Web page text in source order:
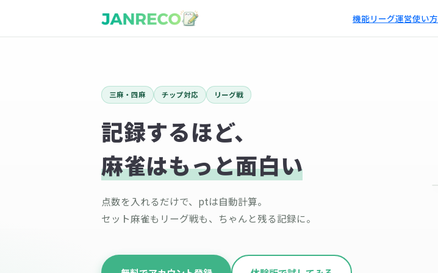
機能リーグ運営使い方
三麻・四麻 チップ対応 リーグ戦
記録するほど、
麻雀はもっと面白い
点数を入れるだけで、ptは自動計算。
セット麻雀もリーグ戦も、ちゃんと残る記録に。